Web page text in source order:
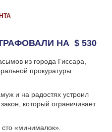
НА $ 530
из города Гиссара,
прокуратуры
и на радостях устроил
который ограничивает
«минималок».